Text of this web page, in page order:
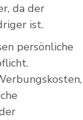
da der
ist.
persönliche